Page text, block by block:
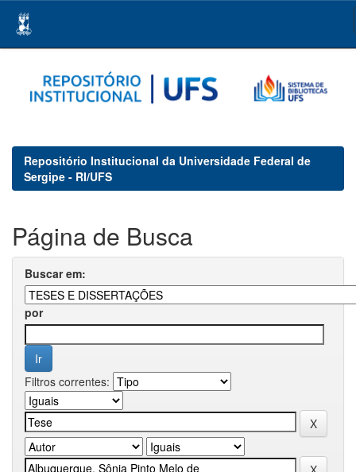
navigation
Repositório Institucional da Universidade Federal de
Sergipe - RI/UFS
Página de Busca
Buscar em:
por
Filtros correntes: